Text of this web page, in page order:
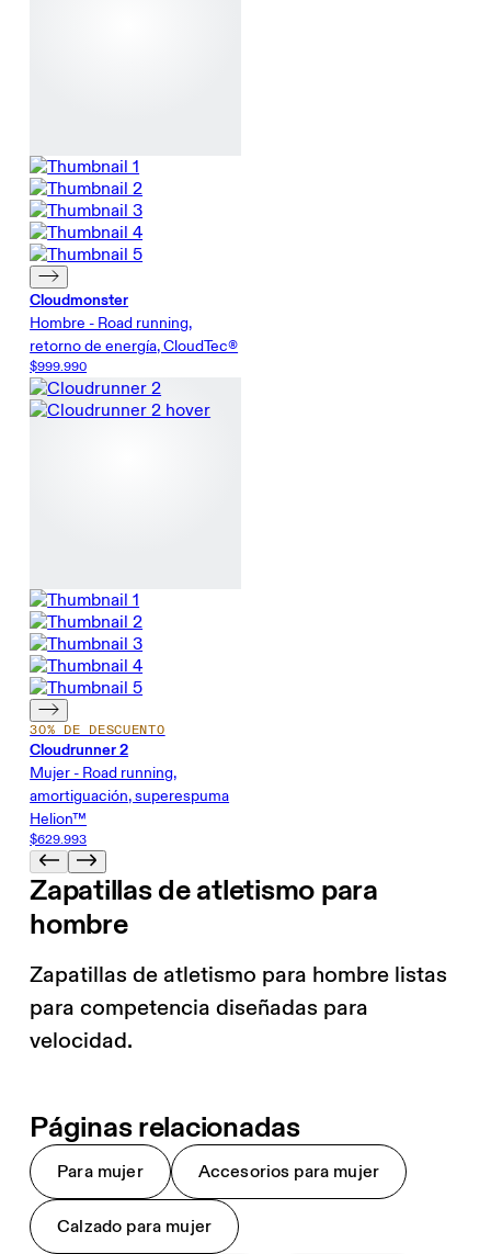
Cloudmonster
Hombre - Road running,
retorno de energía, CloudTec®
$999.990
30% DE DESCUENTO
Cloudrunner 2
Mujer - Road running,
amortiguación, superespuma
Helion™
$629.993
Zapatillas de atletismo para
hombre
Zapatillas de atletismo para hombre listas
para competencia diseñadas para
velocidad.
Páginas relacionadas
Para mujer Accesorios para mujer
Calzado para mujer